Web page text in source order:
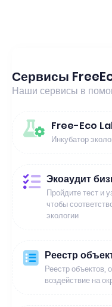
Сервисы
Наши сервисы в
Free-Eco
Инкубатор
Экоаудит
Пройдите тест и
чтобы
экологии
Реестр
Реестр объектов,
воздействие на